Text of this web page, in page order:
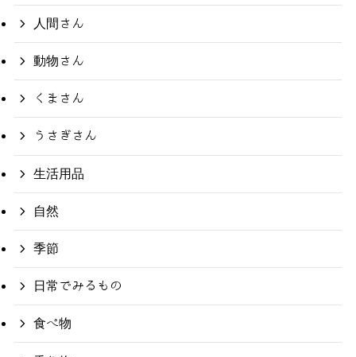
人間さん
動物さん
くまさん
うさぎさん
生活用品
自然
季節
日常でみるもの
食べ物